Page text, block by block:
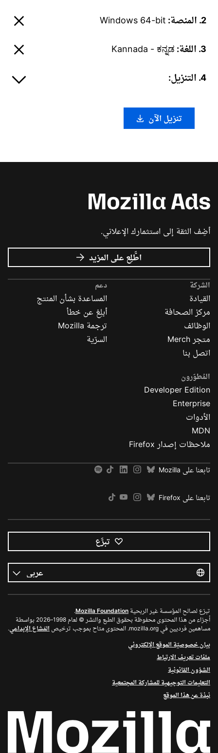
2. المنصة: Windows 64-bit
3. اللغة: Kannada - ಕನ್ನಡ
4. التنزيل:
تنزيل الآن
أضِف الثقة إلى استثمارك الإعلاني.
اطَّلِع على المزيد عن
إعلانات
Mozilla
الشركة
القيادة
مركز الصحافة
الوظائف
متجر Merch
اتصل بنا
دعم
المساعدة بشأن المنتج
أبلِغ عن خطأ
ترجمة Mozilla
السرّية
المُطوّرون
Developer Edition
Enterprise
الأدوات
MDN
ملاحظات إصدار Firefox
تابعنا على Mozilla
تابعنا على Firefox
تبرَّع
اللغات
اللغة
تبرّع لصالح المؤسسة غير الربحية Mozilla Foundation
.
أجزاء من هذا المحتوى محفوظة بحقوق الطبع والنشر © لعام 1998–2026 بواسطة
مساهمين فرديين في mozilla.org. المحتوى متاح بموجب ترخيص
المَشاع الإبداعي.
بيان خصوصيّة الموقع الإلكتروني
ملفات تعريف الارتباط
الشؤون القانونية
التعليمات التوجيهية للمشاركة المجتمعية
نبذة عن هذا الموقع